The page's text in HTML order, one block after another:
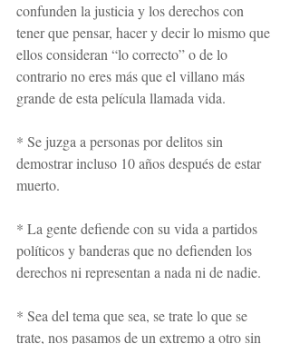
confunden la justicia y los derechos con
tener que pensar, hacer y decir lo mismo que
ellos consideran “lo correcto” o de lo
contrario no eres más que el villano más
grande de esta película llamada vida.
* Se juzga a personas por delitos sin
demostrar incluso 10 años después de estar
muerto.
* La gente defiende con su vida a partidos
políticos y banderas que no defienden los
derechos ni representan a nada ni de nadie.
* Sea del tema que sea, se trate lo que se
trate, nos pasamos de un extremo a otro sin